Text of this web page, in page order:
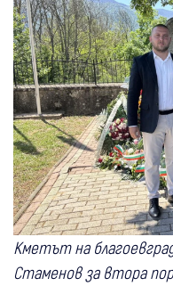
Кметът на
Стаменов за втора